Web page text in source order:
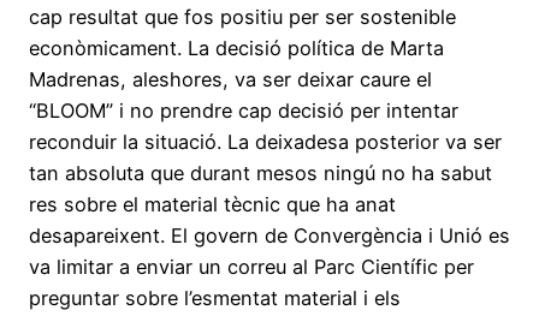
cap resultat que fos positiu per ser sostenible
econòmicament. La decisió política de Marta
Madrenas, aleshores, va ser deixar caure el
“BLOOM” i no prendre cap decisió per intentar
reconduir la situació. La deixadesa posterior va ser
tan absoluta que durant mesos ningú no ha sabut
res sobre el material tècnic que ha anat
desapareixent. El govern de Convergència i Unió es
va limitar a enviar un correu al Parc Científic per
preguntar sobre l’esmentat material i els